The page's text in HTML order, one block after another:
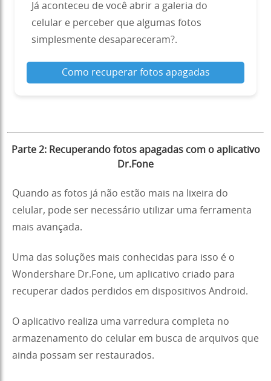
Já aconteceu de você abrir a galeria do
celular e perceber que algumas fotos
simplesmente desapareceram?.
Como recuperar fotos apagadas
Parte 2: Recuperando fotos apagadas com o aplicativo
Dr.Fone
Quando as fotos já não estão mais na lixeira do
celular, pode ser necessário utilizar uma ferramenta
mais avançada.
Uma das soluções mais conhecidas para isso é o
Wondershare Dr.Fone, um aplicativo criado para
recuperar dados perdidos em dispositivos Android.
O aplicativo realiza uma varredura completa no
armazenamento do celular em busca de arquivos que
ainda possam ser restaurados.